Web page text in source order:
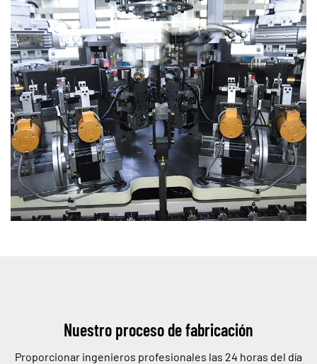
Nuestro proceso de fabricación
Proporcionar ingenieros profesionales las 24 horas del día